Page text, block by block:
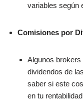
variables según
Comisiones por
Algunos
dividendos de
saber si este
en tu